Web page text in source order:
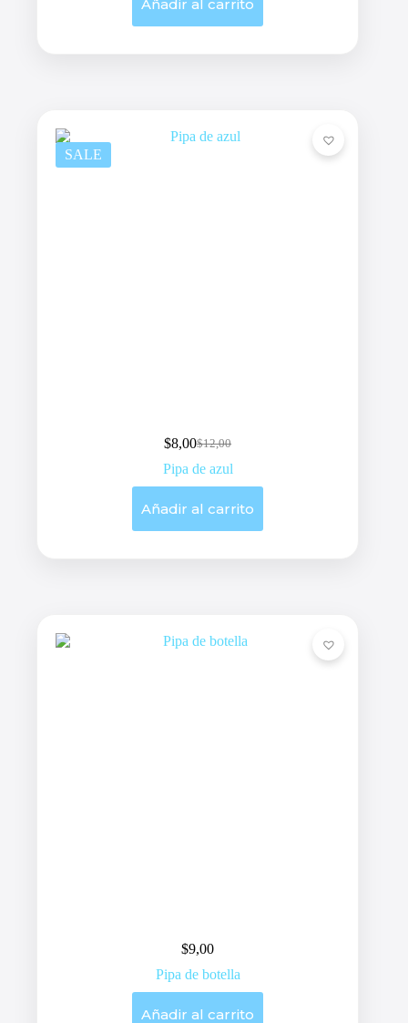
Añadir al carrito
SALE
$12,00
Original
price
was:
$8,00Current
price
is:
Pipa de azul
Añadir al carrito
$9,00
Pipa de botella
Añadir al carrito